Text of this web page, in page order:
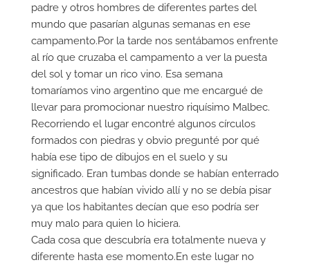
padre y otros hombres de diferentes partes del
mundo que pasarían algunas semanas en ese
campamento.Por la tarde nos sentábamos enfrente
al río que cruzaba el campamento a ver la puesta
del sol y tomar un rico vino. Esa semana
tomaríamos vino argentino que me encargué de
llevar para promocionar nuestro riquísimo Malbec.
Recorriendo el lugar encontré algunos círculos
formados con piedras y obvio pregunté por qué
había ese tipo de dibujos en el suelo y su
significado. Eran tumbas donde se habían enterrado
ancestros que habían vivido allí y no se debía pisar
ya que los habitantes decían que eso podría ser
muy malo para quien lo hiciera.
Cada cosa que descubría era totalmente nueva y
diferente hasta ese momento.En este lugar no